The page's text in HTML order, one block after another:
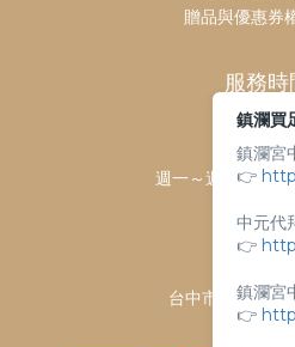
贈品與優惠券
服務時
客服時
週一～週日 上午9
04-
台中市大甲區順
鎮瀾買
鎮瀾宮
👉
中元代
👉
鎮瀾宮
👉